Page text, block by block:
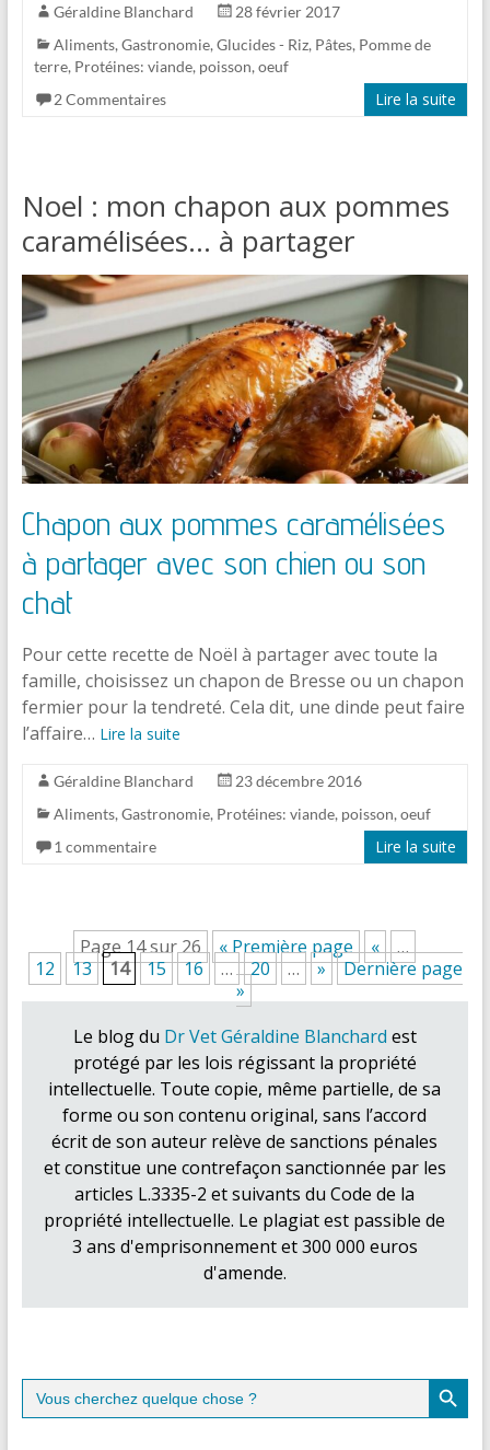
Géraldine Blanchard
28 février 2017
Aliments, Gastronomie, Glucides - Riz, Pâtes, Pomme de
terre, Protéines: viande, poisson, oeuf
2 Commentaires
Lire la suite
Noel : mon chapon aux pommes
caramélisées… à partager
Chapon aux pommes caramélisées
à partager avec son chien ou son
chat
Pour cette recette de Noël à partager avec toute la
famille, choisissez un chapon de Bresse ou un chapon
fermier pour la tendreté. Cela dit, une dinde peut faire
l’affaire… Lire la suite
Géraldine Blanchard
23 décembre 2016
Aliments, Gastronomie, Protéines: viande, poisson, oeuf
1 commentaire
Lire la suite
Page 14 sur 26 « Première page «
…
12
13 14 15 16 … 20 … »
Dernière page
»
Le blog du Dr Vet Géraldine Blanchard est
protégé par les lois régissant la propriété
intellectuelle. Toute copie, même partielle, de sa
forme ou son contenu original, sans l’accord
écrit de son auteur relève de sanctions pénales
et constitue une contrefaçon sanctionnée par les
articles L.3335-2 et suivants du Code de la
propriété intellectuelle. Le plagiat est passible de
3 ans d'emprisonnement et 300 000 euros
d'amende.
Search
for:
Search Button